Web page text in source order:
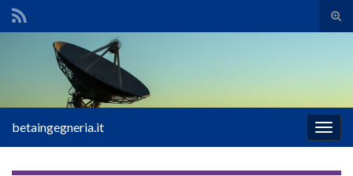
il
Search for:
la
betaingegneria.it